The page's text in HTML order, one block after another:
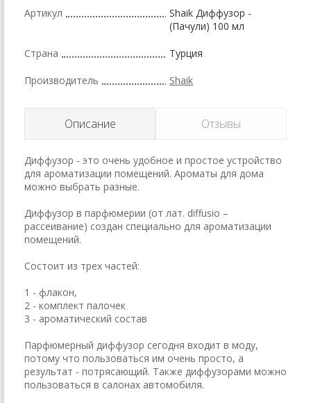
Артикул
Shaik Диффузор -
(Пачули) 100 мл
Страна Турция
Производитель Shaik
Описание Отзывы
Диффузор - это очень удобное и простое устройство
для ароматизации помещений. Ароматы для дома
можно выбрать разные.
Диффузор в парфюмерии (от лат. diffusio –
рассеивание) создан специально для ароматизации
помещений.
Состоит из трех частей:
1 - флакон,
2 - комплект палочек
3 - ароматический состав
Парфюмерный диффузор сегодня входит в моду,
потому что пользоваться им очень просто, а
результат - потрясающий. Также диффузорами можно
пользоваться в салонах автомобиля.